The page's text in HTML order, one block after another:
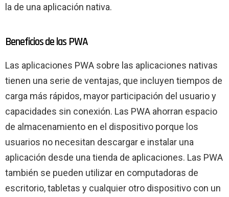
la de una aplicación nativa.
Beneficios de las PWA
Las aplicaciones PWA sobre las aplicaciones nativas
tienen una serie de ventajas, que incluyen tiempos de
carga más rápidos, mayor participación del usuario y
capacidades sin conexión. Las PWA ahorran espacio
de almacenamiento en el dispositivo porque los
usuarios no necesitan descargar e instalar una
aplicación desde una tienda de aplicaciones. Las PWA
también se pueden utilizar en computadoras de
escritorio, tabletas y cualquier otro dispositivo con un